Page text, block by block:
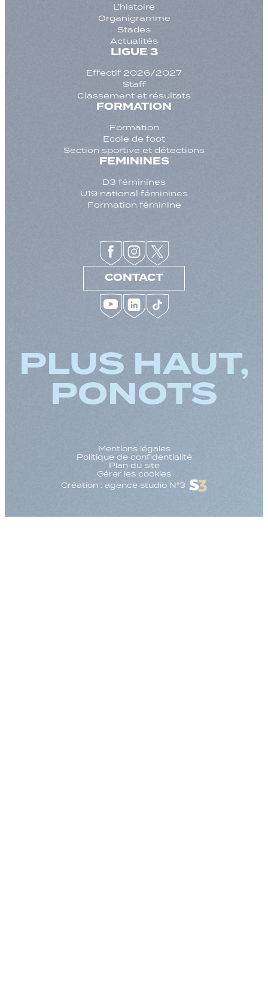
L’histoire
Organigramme
Stades
Actualités
LIGUE 3
Effectif 2026/2027
Staff
Classement et résultats
FORMATION
Formation
Ecole de foot
Section sportive et détections
FEMININES
D3 féminines
U19 national féminines
Formation féminine
CONTACT
PLUS HAUT,
PONOTS
Mentions légales
Politique de confidentialité
Plan du site
Gérer les cookies
Création : agence studio N°3